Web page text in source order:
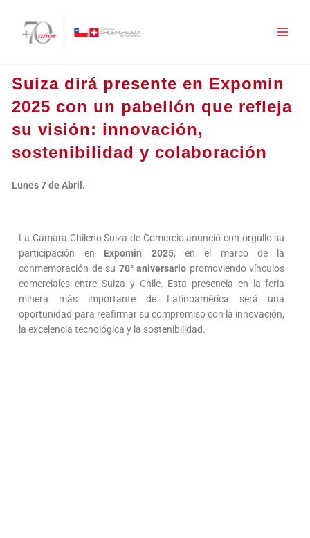
contenido
Suiza dirá presente en Expomin
2025 con un pabellón que refleja
su visión: innovación,
sostenibilidad y colaboración
Lunes 7 de Abril.
La Cámara Chileno Suiza de Comercio anunció con orgullo su
participación en Expomin 2025, en el marco de la
conmemoración de su 70° aniversario promoviendo vínculos
comerciales entre Suiza y Chile. Esta presencia en la feria
minera más importante de Latinoamérica será una
oportunidad para reafirmar su compromiso con la innovación,
la excelencia tecnológica y la sostenibilidad.